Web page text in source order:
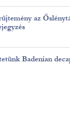
az
Badenian